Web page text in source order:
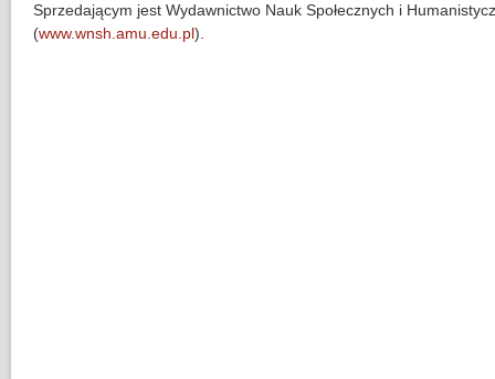
Sprzedającym jest Wydawnictwo Nauk Społecznych i
(www.wnsh.amu.edu.pl).